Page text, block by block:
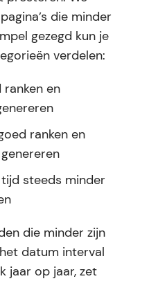
die minder
gezegd kun je
verdelen:
ranken en
ranken en
tijd steeds minder
die minder zijn
datum interval
jaar op jaar, zet